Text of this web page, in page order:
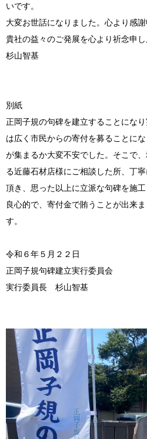
いです。
大変お世話になりました。心より感謝
貴社の益々のご発展を心より祈念申し
杉山智基
別紙
正岡子規の句碑を建立することにな
は広く市民からの寄付を募ることに
が集まるか大変不安でした。そこで
る近藤石材店様にご相談した所、丁
頂き、思った以上に立派な句碑を施
良心的で、寄付金で賄うことが出来
す。
令和６年５月２２日
正岡子規句碑建立実行委員会
実行委員長 杉山智基